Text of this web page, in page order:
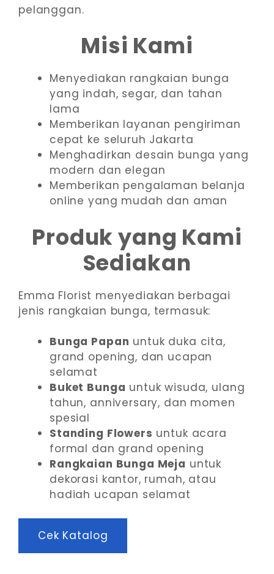
pelanggan.
Misi Kami
Menyediakan rangkaian bunga
yang indah, segar, dan tahan
lama
Memberikan layanan pengiriman
cepat ke seluruh Jakarta
Menghadirkan desain bunga yang
modern dan elegan
Memberikan pengalaman belanja
online yang mudah dan aman
Produk yang Kami
Sediakan
Emma Florist menyediakan berbagai
jenis rangkaian bunga, termasuk:
Bunga Papan untuk duka cita,
grand opening, dan ucapan
selamat
Buket Bunga untuk wisuda, ulang
tahun, anniversary, dan momen
spesial
Standing Flowers untuk acara
formal dan grand opening
Rangkaian Bunga Meja untuk
dekorasi kantor, rumah, atau
hadiah ucapan selamat
Cek Katalog